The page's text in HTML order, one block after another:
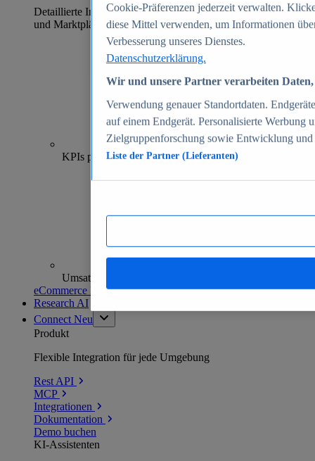
Detaillierte Informationen zu mehr als 39.000 Online-Shops
und Marktplätzen
70+
KPIs pro Shop
Umsatzanalysen und -prognosen
eCommerce Insights entdecken
Research AI
Connect Neu
Produkt
Flexible Integration für jede Umgebung
Rest API
MCP
Integrationen
Dokumentation
Demo buchen
KI-Assistenten
Cookie-Präferenzen jederzeit verwalten.
diese Mittel verwenden, um Informationen
Verbesserung unseres Dienstes.
Datenschutzerklärung.
Wir und unsere Partner verarbeiten
Verwendung genauer Standortdaten.
auf einem Endgerät. Personalisierte Werbung
Zielgruppenforschung sowie Entwicklung
Liste der Partner (Lieferanten)